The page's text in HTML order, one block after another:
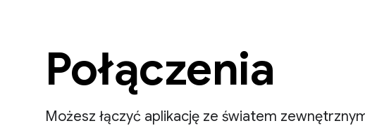
Połączenia
Możesz łączyć aplikację ze światem